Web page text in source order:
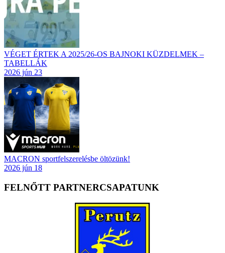
VÉGET ÉRTEK A 2025/26-OS BAJNOKI KÜZDELMEK –
TABELLÁK
2026 jún 23
MACRON sportfelszerelésbe öltözünk!
2026 jún 18
FELNŐTT PARTNERCSAPATUNK